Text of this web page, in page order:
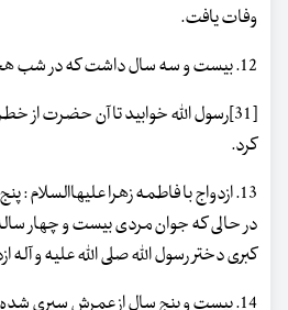
وفات یافت.
12. بیست و سه سال داشت که در شب هجرت (لیلة المبیت) در جای
[31]رسول اللّه خوابید تا آن حضرت از
کرد.
13. ازدواج با فاطمه زهرا علیهاالسلام
در حالی که جوان مردی بیست و چهار
کبری دختر رسول اللّه صلی الله علیه و آله
14. بیست و پنج سال از عمرش سپری